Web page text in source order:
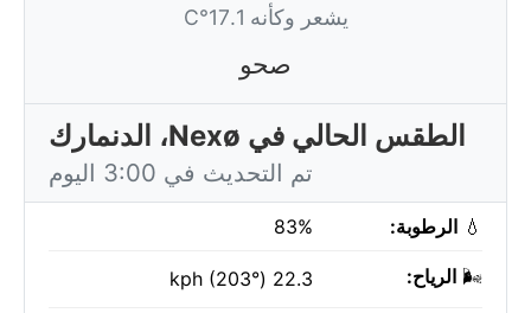
يشعر وكأنه 17.1°C
صحو
الطقس الحالي في Nexø، الدنمارك
تم التحديث في 3:00 اليوم
💧 الرطوبة: 83%
🌬️ الرياح: 22.3 kph (203°)